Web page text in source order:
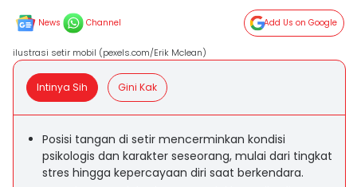
News Channel Add Us on Google
ilustrasi setir mobil (pexels.com/Erik Mclean)
Intinya Sih Gini Kak
Posisi tangan di setir mencerminkan kondisi
psikologis dan karakter seseorang, mulai dari tingkat
stres hingga kepercayaan diri saat berkendara.